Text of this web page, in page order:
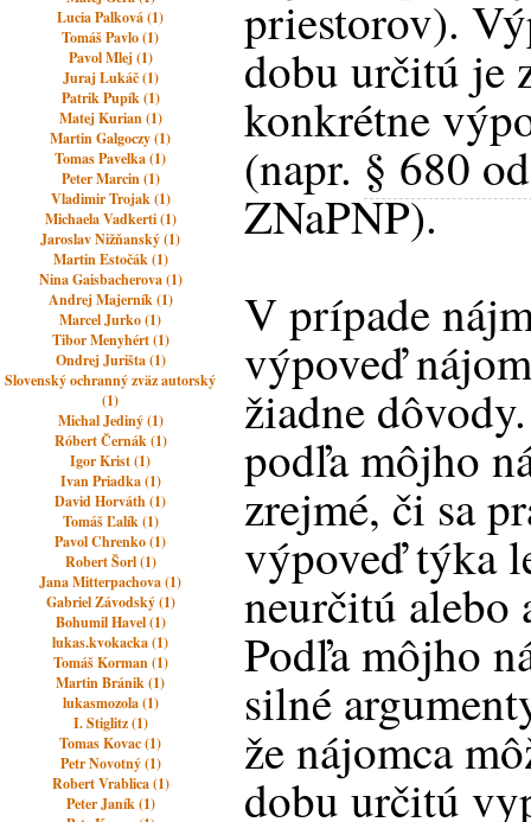
Lucia Palková (1)
Tomáš Pavlo (1)
Pavol Mlej (1)
Juraj Lukáč (1)
Patrik Pupík (1)
Matej Kurian (1)
Martin Galgoczy (1)
Tomas Pavelka (1)
Peter Marcin (1)
Vladimir Trojak (1)
Michaela Vadkerti (1)
Jaroslav Nižňanský (1)
Martin Estočák (1)
Nina Gaisbacherova (1)
Andrej Majerník (1)
Marcel Jurko (1)
Tibor Menyhért (1)
Ondrej Jurišta (1)
Slovenský ochranný zväz autorský
(1)
Michal Jediný (1)
Róbert Černák (1)
Igor Krist (1)
Ivan Priadka (1)
David Horváth (1)
Tomáš Ľalík (1)
Pavol Chrenko (1)
Robert Šorl (1)
Jana Mitterpachova (1)
Gabriel Závodský (1)
Bohumil Havel (1)
lukas.kvokacka (1)
Tomáš Korman (1)
Martin Bránik (1)
lukasmozola (1)
I. Stiglitz (1)
Tomas Kovac (1)
Petr Novotný (1)
Robert Vrablica (1)
Peter Janík (1)
priestorov).
dobu určitú je
konkrétne
(napr. § 680
ZNaPNP).
V prípade
výpoveď
žiadne
podľa môjho
zrejmé, či sa
výpoveď týka
neurčitú alebo
Podľa môjho
silné
že nájomca
dobu určitú